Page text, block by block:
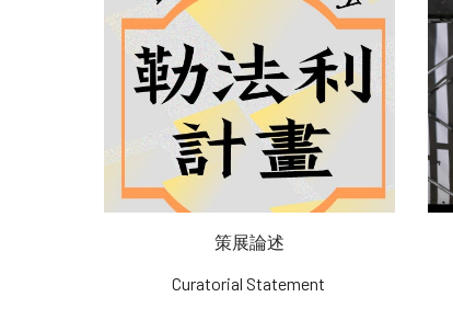
策展論述
Curatorial Statement